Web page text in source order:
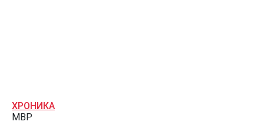
ХРОНИКА
МВР